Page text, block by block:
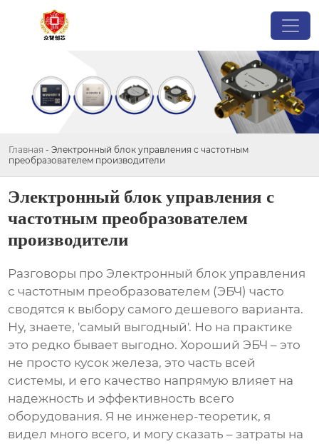
Главная - Электронный блок управления с частотным
преобразователем производители
Электронный блок управления с
частотным преобразователем
производители
Разговоры про Электронный блок управления
с частотным преобразователем (ЭБЧ) часто
сводятся к выбору самого дешевого варианта.
Ну, знаете, 'самый выгодный'. Но на практике
это редко бывает выгодно. Хороший ЭБЧ – это
не просто кусок железа, это часть всей
системы, и его качество напрямую влияет на
надежность и эффективность всего
оборудования. Я не инженер-теоретик, я
видел много всего, и могу сказать – затраты на